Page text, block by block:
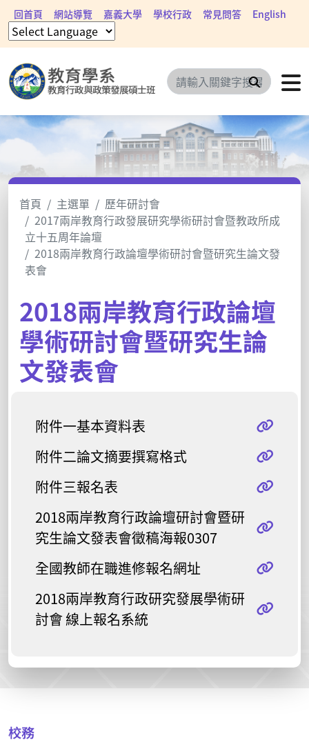
回首頁 網站導覽 嘉義大學 學校行政 常見問答 English
搜尋
首頁 主選單
歷年研討會
2017兩岸教育行政發展研究學術研討會暨教政所成
立十五周年論壇
2018兩岸教育行政論壇學術研討會暨研究生論文發
表會
2018兩岸教育行政論壇
學術研討會暨研究生論
文發表會
附件一基本資料表
附件二論文摘要撰寫格式
附件三報名表
2018兩岸教育行政論壇研討會暨研
究生論文發表會徵稿海報0307
全國教師在職進修報名網址
2018兩岸教育行政研究發展學術研
討會 線上報名系統
校務